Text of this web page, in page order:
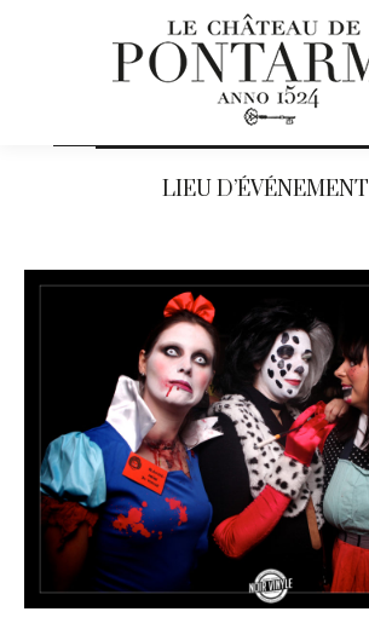
LIEU D’ÉVÉNEMENT